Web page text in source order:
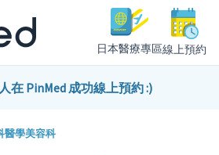
日本醫療專區線上預約
在 PinMed 成功線上預約 :)
醫學美容科